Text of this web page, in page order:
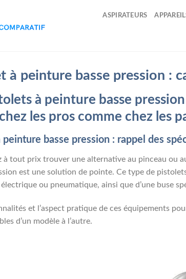
ASPIRATEURS
à peinture basse pression :
à peinture basse
les pros comme chez les
peinture basse pression : rappel des
à tout prix trouver une alternative au pinceau ou
est une solution de pointe. Ce type de
ou pneumatique, ainsi que d’une buse
et l’aspect pratique de ces équipements
d’un modèle à l’autre.